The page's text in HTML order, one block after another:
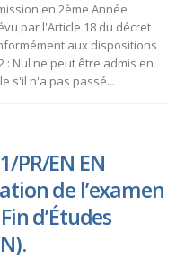
en 2ème Année
par l'Article 18 du décret
aux dispositions
Nul ne peut être admis en
s'il n'a pas passé...
PR/EN EN
de l’examen
d’Études